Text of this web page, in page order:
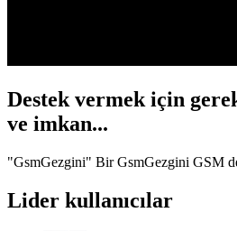
Destek vermek için
ve imkan...
"GsmGezgini" Bir GsmGezgini GSM
Lider kullanıcılar